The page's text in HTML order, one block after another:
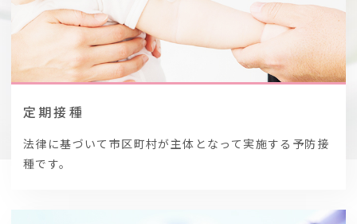
定期接種
法律に基づいて市区町村が主体となって実施する予防接
種です。